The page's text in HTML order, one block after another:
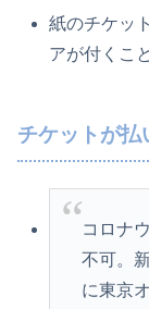
紙のチケッ
アが付くこ
チケットが払
コロナ
不可。
に東京